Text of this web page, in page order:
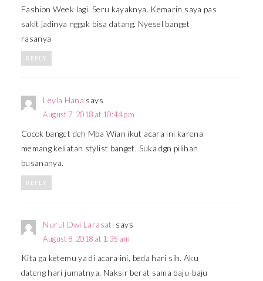
Fashion Week lagi. Seru kayaknya. Kemarin saya pas
sakit jadinya nggak bisa datang. Nyesel banget
rasanya
REPLY
Leyla Hana says
August 7, 2018 at 10:44 pm
Cocok banget deh Mba Wian ikut acara ini karena
memang keliatan stylist banget. Suka dgn pilihan
busananya.
REPLY
Nurul Dwi Larasati says
August 8, 2018 at 1:35 am
Kita ga ketemu ya di acara ini, beda hari sih. Aku
dateng hari jumatnya. Naksir berat sama baju-baju